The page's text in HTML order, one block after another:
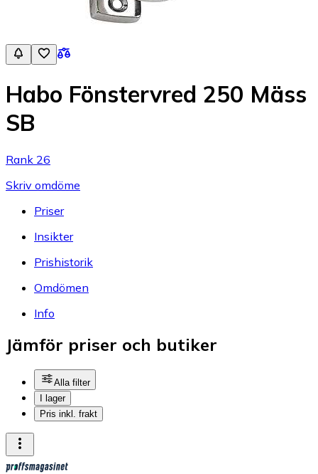
Habo Fönstervred 250 Mäss
SB
Rank 26
Skriv omdöme
Priser
Insikter
Prishistorik
Omdömen
Info
Jämför priser och butiker
Alla filter
I lager
Pris inkl. frakt